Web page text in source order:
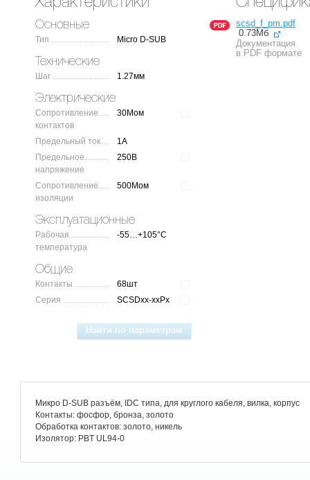
Основные
Тип Micro D-SUB
Технические
Шаг 1.27мм
Электрические
Сопротивление
контактов
30Мом
Предельный ток
1А
Предельное
напряжение
250В
Сопротивление
изоляции
500Мом
Эксплуатационные
Рабочая
температура
-55…+105°C
Общие
Контакты
68шт
Серия
SCSDxx-xxPx
scsd_f_pm.pdf
0.73Мб
Документация
в PDF формате
Микро D-SUB разъём, IDC типа, для круглого кабеля, вилка, корпус
Контакты: фосфор, бронза, золото
Обработка контактов: золото, никель
Изолятор: PBT UL94-0